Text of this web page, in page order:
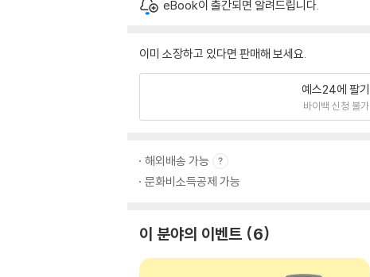
eBook이 출간되면 알려드립니다.
이미 소장하고 있다면 판매해 보세요.
예스24에 팔기
바이백 신청 불가
해외배송 가능
문화비소득공제 가능
이 분야의 이벤트 6